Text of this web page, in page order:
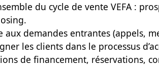
du cycle de vente VEFA :
aux demandes entrantes (appels,
les clients dans le processus
de financement, réservations,